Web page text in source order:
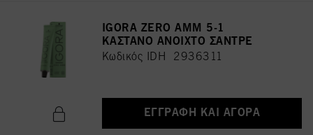
IGORA ZERO AMM 5-1
ΚΑΣΤΑΝΟ ΑΝΟΙΧΤΟ ΣΑΝΤΡΕ
Κωδικός IDH 2936311
ΕΓΓΡΑΦΉ ΚΑΙ ΑΓΟΡΆ